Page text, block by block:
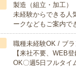
製造（組立・加工）
未経験からできる人
ークなどもご案内
職種未経験OK / ブ
【来社不要、WEB
OK〇週5日フルタイ